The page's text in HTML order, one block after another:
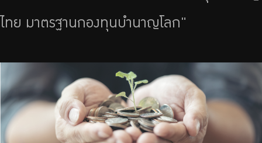
บริการเจ้าหน้าที่ส่วนราชการ
ไทย มาตรฐานกองทุนบำนาญโลก"